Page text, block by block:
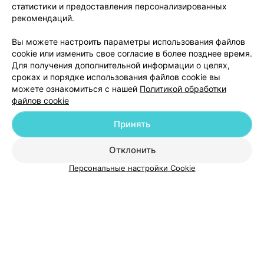
Отзыв. Все понравилось! Спасибо ☺️ Еще
Добавить компанию
Добавить специалиста
статистики и предоставления персонализированных
рекомендаций.
Вы можете настроить параметры использования файлов
cookie или изменить свое согласие в более позднее время.
Для получения дополнительной информации о целях,
сроках и порядке использования файлов cookie вы
можете ознакомиться с нашей Политикой обработки
файлов cookie
Отклонить
Принять
Персональные настройки Cookie